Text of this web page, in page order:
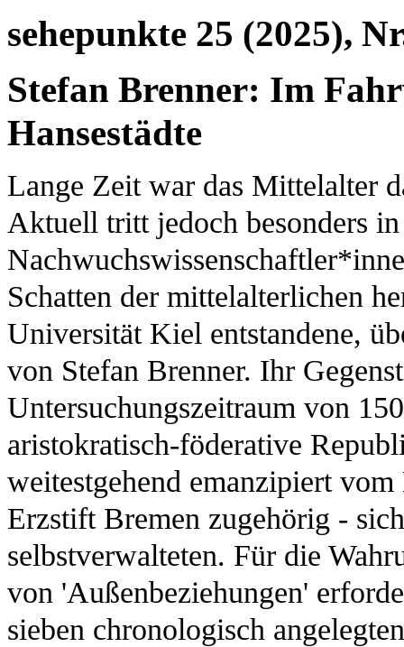
sehepunkte 25 (2025),
Stefan Brenner: Im
Hansestädte
Lange Zeit war das Mittelalter
Aktuell tritt jedoch besonders
Schatten der mittelalterlichen
Universität Kiel entstandene,
von Stefan Brenner. Ihr
Untersuchungszeitraum von
aristokratisch-föderative
weitestgehend emanzipiert
Erzstift Bremen zugehörig -
selbstverwalteten. Für die
von 'Außenbeziehungen'
sieben chronologisch